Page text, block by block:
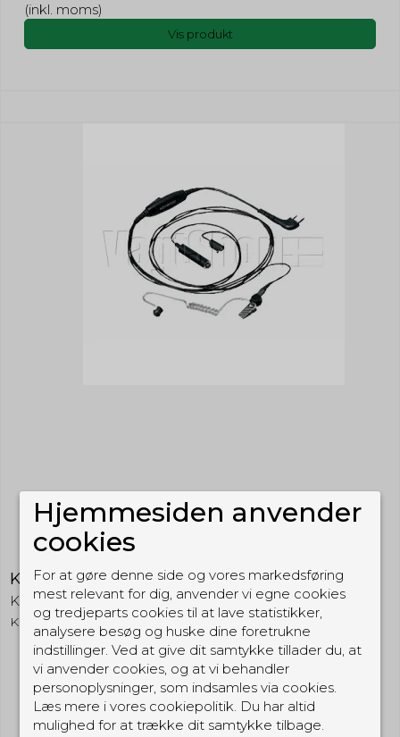
(inkl. moms)
Vis produkt
Kenwood KHS-9BL - diskret headset
Kenwood
KHS9BL
1.349,00 DKK
(inkl. moms)
Hjemmesiden anvender
cookies
For at gøre denne side og vores markedsføring
mest relevant for dig, anvender vi egne cookies
og tredjeparts cookies til at lave statistikker,
analysere besøg og huske dine foretrukne
indstillinger. Ved at give dit samtykke tillader du, at
vi anvender cookies, og at vi behandler
personoplysninger, som indsamles via cookies.
Læs mere i vores cookiepolitik. Du har altid
mulighed for at trække dit samtykke tilbage.